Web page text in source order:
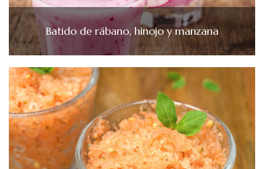
Batido de rábano, hinojo y manzana